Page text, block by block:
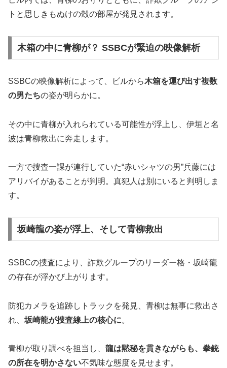
トと思しきもぬけの殻の部屋が発見されます。
木箱の中に青柳が？ SSBCが緊迫の映像解析
SSBCの映像解析によって、ビルから木箱を運び出す複数
の男たちの姿が明らかに。
その中に青柳が入れられている可能性が浮上し、伊垣と名
波は青柳救出に奔走します。
一方で捜査一課が連行していた“赤いシャツの男”兵藤には
アリバイがあることが判明。真犯人は別にいると判明しま
す。
坂崎龍の姿が浮上、そして青柳救出
SSBCの捜査により、詐欺グループのリーダー格・坂崎龍
の存在が浮かび上がります。
防犯カメラを追跡しトラックを発見、青柳は無事に救出さ
れ、 坂崎龍が捜査線上の核心に。
青柳が取り調べを担当し、 龍は黙秘を貫きながらも、拳銃
の所在を明かさない不気味な態度を見せます。